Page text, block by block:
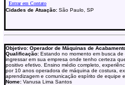
Cidades de Atuação: São Paulo, SP
Objetivo: Operador de Máquinas de
Qualificação: Estando no momento em busca
ingressar em sua empresa onde tenho certeza
positivo efetivo. Ensino médio completo,
por 10 anos operadora de máquina de costura,
aprendizagem e comunicação espírito de equipe
Nome: Vanusa Lima Santos